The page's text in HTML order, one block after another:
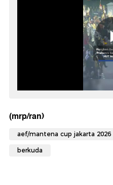
(mrp/ran)
aef/mantena cup jakarta 2026
berkuda